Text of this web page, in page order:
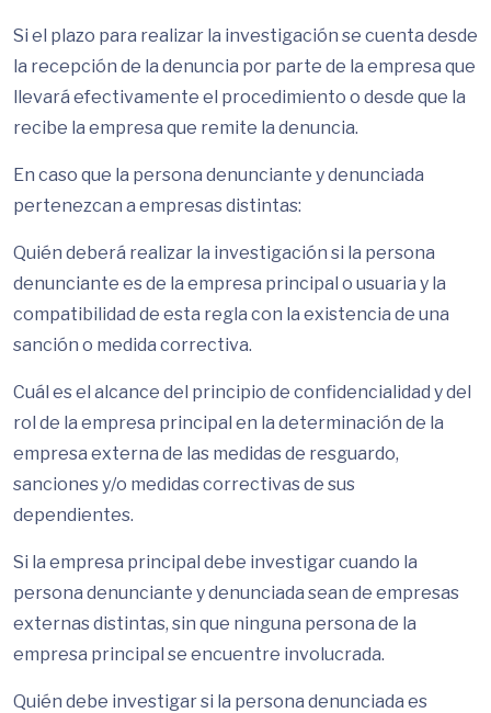
Si el plazo para realizar la investigación se cuenta desde
la recepción de la denuncia por parte de la empresa que
llevará efectivamente el procedimiento o desde que la
recibe la empresa que remite la denuncia.
En caso que la persona denunciante y denunciada
pertenezcan a empresas distintas:
Quién deberá realizar la investigación si la persona
denunciante es de la empresa principal o usuaria y la
compatibilidad de esta regla con la existencia de una
sanción o medida correctiva.
Cuál es el alcance del principio de confidencialidad y del
rol de la empresa principal en la determinación de la
empresa externa de las medidas de resguardo,
sanciones y/o medidas correctivas de sus
dependientes.
Si la empresa principal debe investigar cuando la
persona denunciante y denunciada sean de empresas
externas distintas, sin que ninguna persona de la
empresa principal se encuentre involucrada.
Quién debe investigar si la persona denunciada es